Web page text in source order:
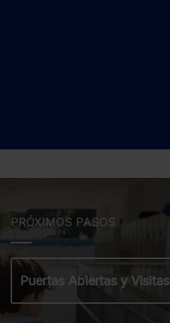
PRÓXIMOS PASOS
Puertas Abiertas y Visitas